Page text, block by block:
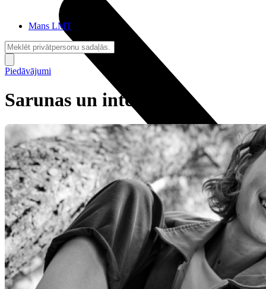
Mans LMT
Piedāvājumi
Sarunas un internets